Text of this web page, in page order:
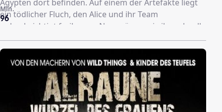
Ägypten dort befinden. Auf einem der Artefakte liegt
ein tödlicher Fluch, den Alice und ihr Team
unbeabsichtigt freilassen. Nun müssen sie ihn schnell
wieder einfangen, um die Menschheit vor der
Zerstörung zu retten.
96
Min.